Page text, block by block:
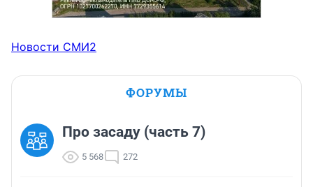
Новости СМИ2
ФОРУМЫ
Про засаду (часть 7)
5 568 272